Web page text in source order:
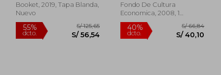
Booket, 2019, Tapa Blanda,
Nuevo
Fondo De Cultura
Economica, 2008, 1
Edición, Tapa Blanda,
Nuevo